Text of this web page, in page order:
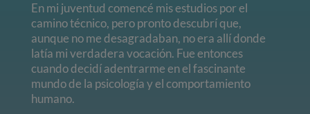
En mi juventud comencé mis estudios por el
camino técnico, pero pronto descubrí que,
aunque no me desagradaban, no era allí donde
latía mi verdadera vocación. Fue entonces
cuando decidí adentrarme en el fascinante
mundo de la psicología y el comportamiento
humano.